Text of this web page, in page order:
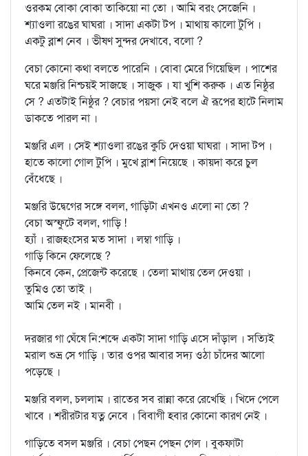
ওরকম বোকা বোকা তাকিয়ো না তো । আমি বরং সেজেনি ।
শ্যাওলা রঙের ঘাঘরা । সাদা একটা টপ । মাথায় কালো টুপি ।
একটু ব্লাশ নেব । ভীষণ সুন্দর দেখাবে, বলো ?
বেচা কোনো কথা বলতে পারেনি । বোবা মেরে গিয়েছিল । পাশের
ঘরে মঞ্জরি নিশ্চয়ই সাজছে । সাজুক । যা খুশি করুক । এত নিষ্ঠুর
সে ? এতটাই নিষ্ঠুর ? বেচার পয়সা নেই বলে ঐ রূপের হাটে নিলাম
ডাকতে পারল না ।
মঞ্জরি এল । সেই শ্যাওলা রঙের কুচি দেওয়া ঘাঘরা । সাদা টপ ।
হাতে কালো গোল টুপি । মুখে ব্লাশ নিয়েছে । কায়দা করে চুল
বেঁধেছে ।
মঞ্জরি উদ্বেগের সঙ্গে বলল, গাড়িটা এখনও এলো না তো ?
বেচা অস্ফুটে বলল, গাড়ি !
হ্যাঁ । রাজহংসের মত সাদা । লম্বা গাড়ি ।
গাড়ি কিনে ফেলেছে ?
কিনবে কেন, প্রেজেন্ট করেছে । তেলা মাথায় তেল দেওয়া ।
তুমিও তো তাই ।
আমি তেল নই । মানবী ।
দরজার গা ঘেঁষে নি:শব্দে একটা সাদা গাড়ি এসে দাঁড়াল । সত্যিই
মরাল শুভ্র সে গাড়ি । তার ওপর আবার সদ্য ওঠা চাঁদের আলো
পড়েছে ।
মঞ্জরি বলল, চললাম । রাতের সব রান্না করে রেখেছি । খিদে পেলে
খাবে । শরীরটার যত্ন নেবে । বিবাগী হবার কোনো কারণ নেই ।
গাড়িতে বসল মঞ্জরি । বেচা পেছন পেছন গেল । বুকফাটা